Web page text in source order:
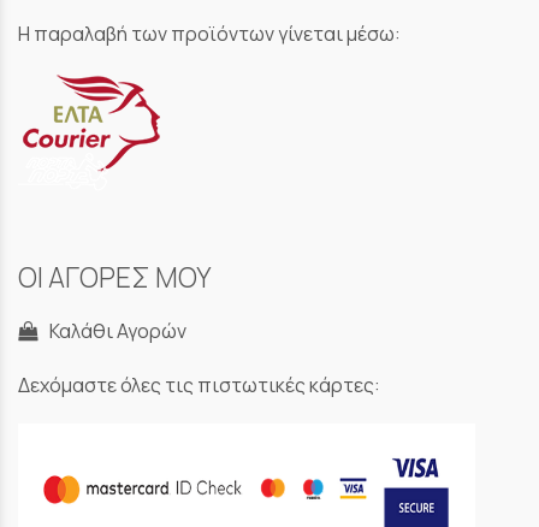
Η παραλαβή των προϊόντων γίνεται μέσω:
ΟΙ ΑΓΟΡΕΣ ΜΟΥ
Καλάθι Αγορών
Δεχόμαστε όλες τις πιστωτικές κάρτες: